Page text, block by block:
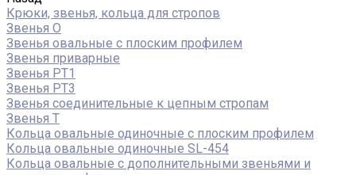
Крюки, звенья, кольца для стропов
Звенья О
Звенья овальные с плоским профилем
Звенья приварные
Звенья РТ1
Звенья РТ3
Звенья соединительные к цепным стропам
Звенья Т
Кольца овальные одиночные c плоским профилем
Кольца овальные одиночные SL-454
Кольца овальные с дополнительными звеньями и